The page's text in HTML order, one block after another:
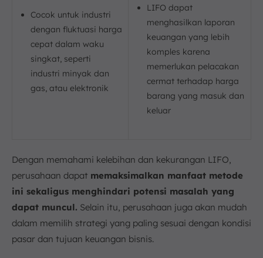
Cocok untuk industri
dengan fluktuasi harga
cepat dalam waku
singkat, seperti
industri minyak dan
gas, atau elektronik
LIFO dapat
menghasilkan laporan
keuangan yang lebih
komples karena
memerlukan pelacakan
cermat terhadap harga
barang yang masuk dan
keluar
Dengan memahami kelebihan dan kekurangan LIFO,
perusahaan dapat memaksimalkan manfaat metode
ini sekaligus menghindari potensi masalah yang
dapat muncul. Selain itu, perusahaan juga akan mudah
dalam memilih strategi yang paling sesuai dengan kondisi
pasar dan tujuan keuangan bisnis.